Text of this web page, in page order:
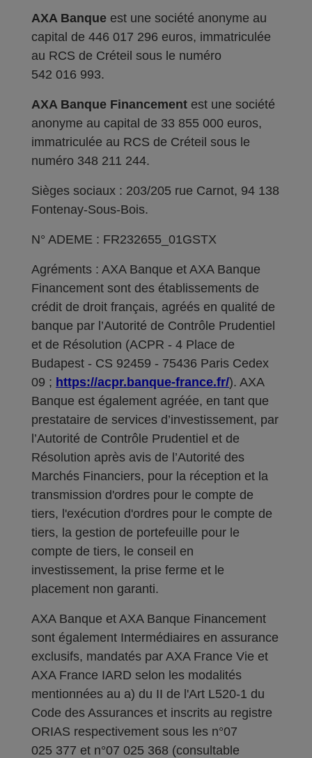
AXA Banque est une société anonyme au
capital de 446 017 296 euros, immatriculée
au RCS de Créteil sous le numéro
542 016 993.
AXA Banque Financement est une société
anonyme au capital de 33 855 000 euros,
immatriculée au RCS de Créteil sous le
numéro 348 211 244.
Sièges sociaux : 203/205 rue Carnot, 94 138
Fontenay-Sous-Bois.
N° ADEME : FR232655_01GSTX
Agréments : AXA Banque et AXA Banque
Financement sont des établissements de
crédit de droit français, agréés en qualité de
banque par l’Autorité de Contrôle Prudentiel
et de Résolution (ACPR - 4 Place de
Budapest - CS 92459 - 75436 Paris Cedex
09 ; https://acpr.banque-france.fr/). AXA
Banque est également agréée, en tant que
prestataire de services d’investissement, par
l’Autorité de Contrôle Prudentiel et de
Résolution après avis de l’Autorité des
Marchés Financiers, pour la réception et la
transmission d'ordres pour le compte de
tiers, l'exécution d'ordres pour le compte de
tiers, la gestion de portefeuille pour le
compte de tiers, le conseil en
investissement, la prise ferme et le
placement non garanti.
AXA Banque et AXA Banque Financement
sont également Intermédiaires en assurance
exclusifs, mandatés par AXA France Vie et
AXA France IARD selon les modalités
mentionnées au a) du II de l'Art L520-1 du
Code des Assurances et inscrits au registre
ORIAS respectivement sous les n°07
025 377 et n°07 025 368 (consultable